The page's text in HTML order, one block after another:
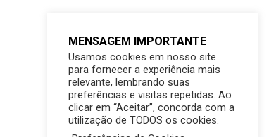
MENSAGEM IMPORTANTE
Usamos cookies em nosso site
para fornecer a experiência mais
relevante, lembrando suas
preferências e visitas repetidas. Ao
clicar em “Aceitar”, concorda com a
utilização de TODOS os cookies.